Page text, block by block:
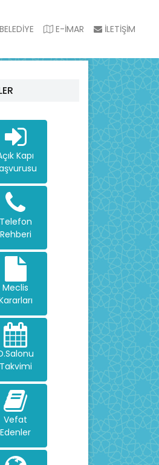
E-İMAR İLETİŞİM
Kapı
Telefon
Rehberi
Meclis
Takvimi
Vefat
Edenler